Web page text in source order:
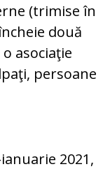
(trimise în
două
asociaţie
persoane
2021,